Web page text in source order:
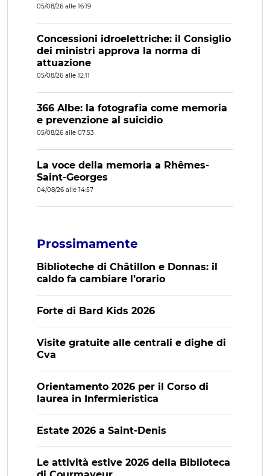
05/08/26 alle 16:19
Concessioni idroelettriche: il Consiglio
dei ministri approva la norma di
attuazione
05/08/26 alle 12:11
366 Albe: la fotografia come memoria
e prevenzione al suicidio
05/08/26 alle 07:53
La voce della memoria a Rhêmes-
Saint-Georges
04/08/26 alle 14:57
Prossimamente
Biblioteche di Châtillon e Donnas: il
caldo fa cambiare l’orario
Forte di Bard Kids 2026
Visite gratuite alle centrali e dighe di
Cva
Orientamento 2026 per il Corso di
laurea in Infermieristica
Estate 2026 a Saint-Denis
Le attività estive 2026 della Biblioteca